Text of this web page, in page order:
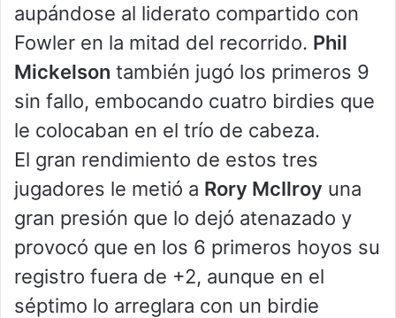
aupándose al liderato compartido con
Fowler en la mitad del recorrido. Phil
Mickelson también jugó los primeros 9
sin fallo, embocando cuatro birdies que
le colocaban en el trío de cabeza.
El gran rendimiento de estos tres
jugadores le metió a Rory McIlroy una
gran presión que lo dejó atenazado y
provocó que en los 6 primeros hoyos su
registro fuera de +2, aunque en el
séptimo lo arreglara con un birdie